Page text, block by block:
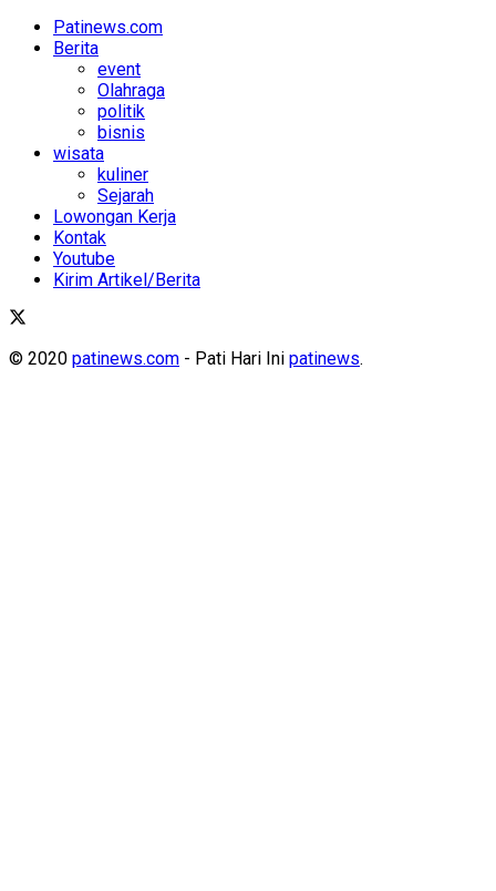
Patinews.com
Berita
event
Olahraga
politik
bisnis
wisata
kuliner
Sejarah
Lowongan Kerja
Kontak
Youtube
Kirim Artikel/Berita
© 2020 patinews.com - Pati Hari Ini patinews.